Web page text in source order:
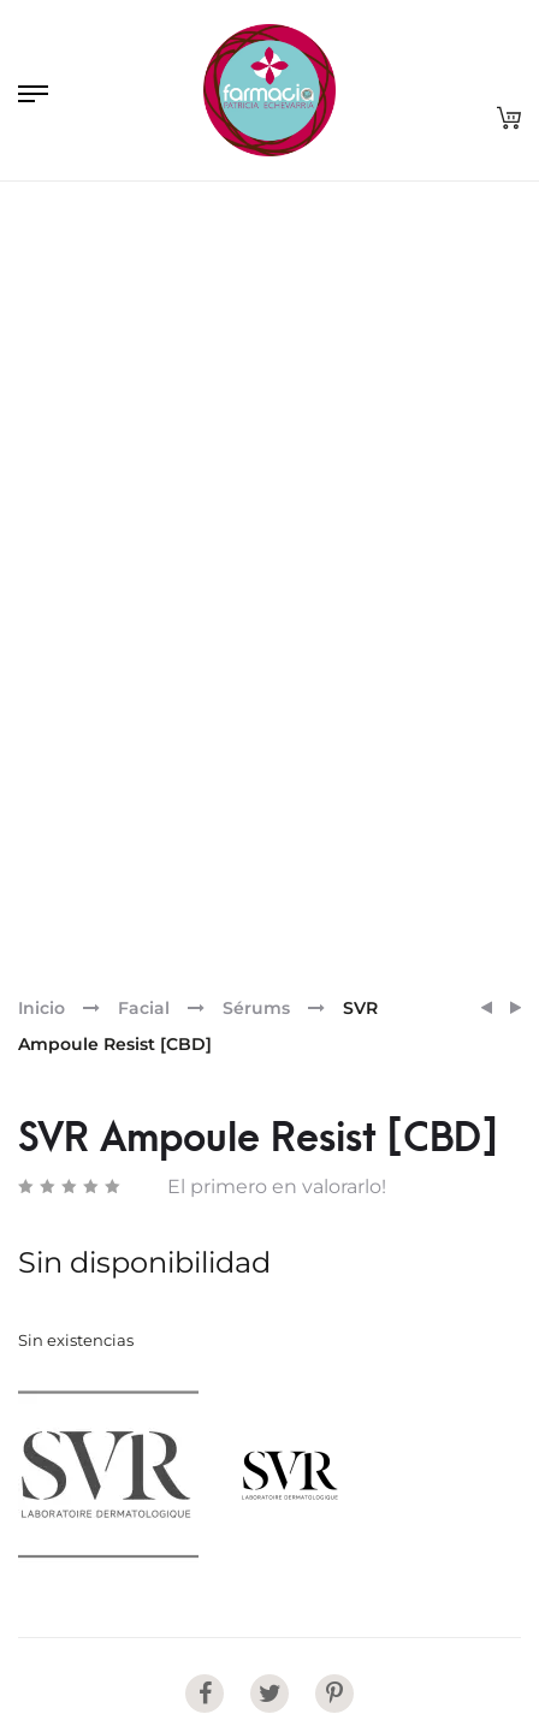
SVR
4×400
NUDE
Inicio Facial Sérums
SVR
Ampoule Resist [CBD]
SVR Ampoule Resist [CBD]
El primero en valorarlo!
Sin disponibilidad
Sin existencias
Share